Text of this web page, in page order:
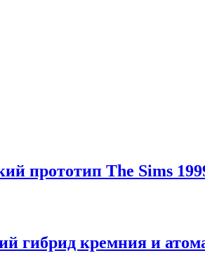
прототип The Sims
гибрид кремния и